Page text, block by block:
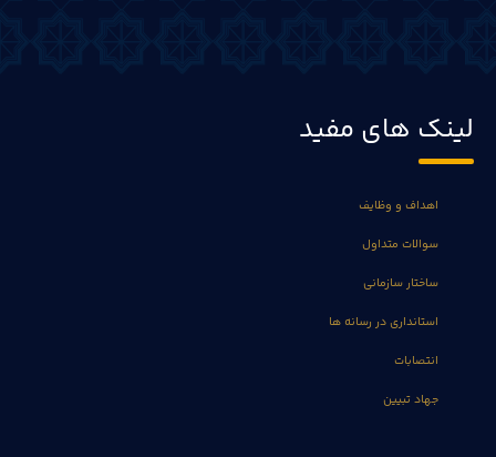
لینک های مفید
اهداف و وظایف
سوالات متداول
ساختار سازمانی
استانداری در رسانه ها
انتصابات
جهاد تبیین